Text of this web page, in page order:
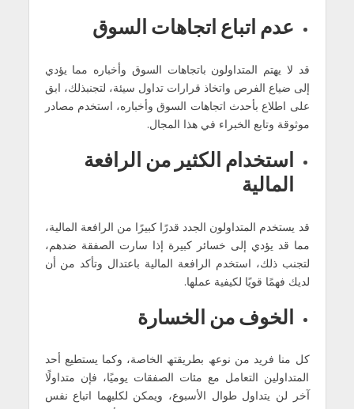
عدم اتباع اتجاھات السوق
قد لا یھتم المتداولون باتجاھات السوق وأخباره مما یؤدي
إلى ضیاع الفرص واتخاذ قرارات تداول سیئة، لتجنبذلك، ابق
على اطلاع بأحدث اتجاھات السوق وأخباره، استخدم مصادر
موثوقة وتابع الخبراء في ھذا المجال.
استخدام الكثیر من الرافعة
المالیة
قد یستخدم المتداولون الجدد قدرًا كبیرًا من الرافعة المالیة،
مما قد یؤدي إلى خسائر كبیرة إذا سارت الصفقة ضدھم،
لتجنب ذلك، استخدم الرافعة المالیة باعتدال وتأكد من أن
لدیك فھمًا قویًا لكیفیة عملھا.
الخوف من الخسارة
كل منا فرید من نوعھ بطریقتھ الخاصة، وكما یستطیع أحد
المتداولین التعامل مع مئات الصفقات یومیًا، فإن متداولًا
آخر لن یتداول طوال الأسبوع، ویمكن لكلیھما اتباع نفس